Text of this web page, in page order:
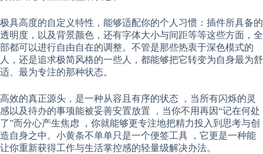
极具高度的自定义特性，能够适配你的个人习惯：插件所具备的
透明度，以及背景颜色，还有字体大小与间距等等这些方面，全
部都可以进行自由自在的调整。不管是那些热衷于深色模式的
人，还是追求极简风格的一些人，都能够把它转变为自身最为舒
适、最为专注的那种状态。
高效的真正源头，是一种从容且有序的状态 ，当所有闪烁的灵
感以及待办的事项能被妥善安置放置 ，当你不用再因“记在何处
了”而分心产生焦虑 ，你就能够更专注地把精力投入到思考与创
造自身之中。小黄条不单单只是一个便签工具 ，它更是一种能
让你重新获得工作与生活掌控感的轻量级解决办法。